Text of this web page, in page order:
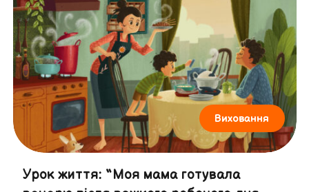
Виховання
Урок життя: “Моя мама готувала